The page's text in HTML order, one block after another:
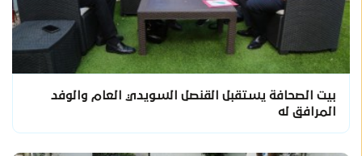
بيت الصحافة يستقبل القنصل السويدي العام والوفد
المرافق له